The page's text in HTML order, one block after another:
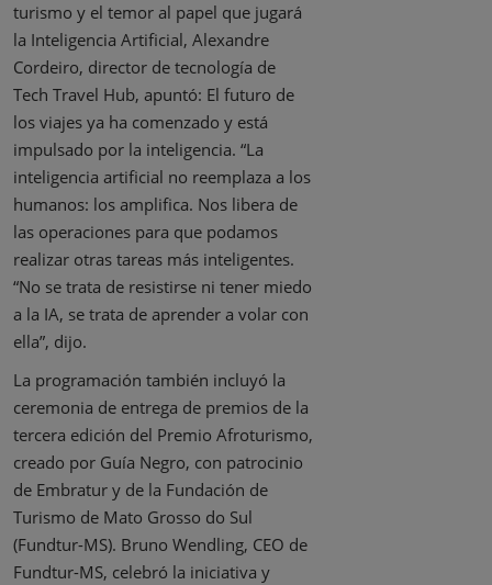
turismo y el temor al papel que jugará
la Inteligencia Artificial, Alexandre
Cordeiro, director de tecnología de
Tech Travel Hub, apuntó: El futuro de
los viajes ya ha comenzado y está
impulsado por la inteligencia. “La
inteligencia artificial no reemplaza a los
humanos: los amplifica. Nos libera de
las operaciones para que podamos
realizar otras tareas más inteligentes.
“No se trata de resistirse ni tener miedo
a la IA, se trata de aprender a volar con
ella”, dijo.
La programación también incluyó la
ceremonia de entrega de premios de la
tercera edición del Premio Afroturismo,
creado por Guía Negro, con patrocinio
de Embratur y de la Fundación de
Turismo de Mato Grosso do Sul
(Fundtur-MS). Bruno Wendling, CEO de
Fundtur-MS, celebró la iniciativa y